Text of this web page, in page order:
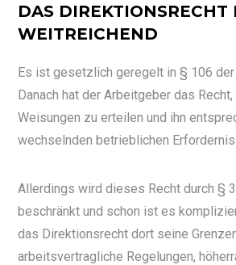
DAS DIREKTIONSRECHT
WEITREICHEND
Es ist gesetzlich geregelt in § 106 der
Danach hat der Arbeitgeber das
Weisungen zu erteilen und ihn
wechselnden betrieblichen
Allerdings wird dieses Recht durch §
beschränkt und schon ist es
das Direktionsrecht dort seine
arbeitsvertragliche Regelungen,